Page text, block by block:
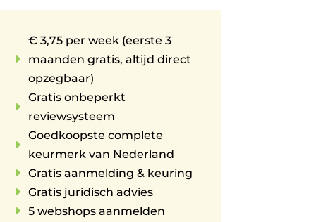
E
€ 3,75 per week (eerste 3
maanden gratis, altijd direct
opzegbaar)
E
Gratis onbeperkt
reviewsysteem
E
Goedkoopste complete
keurmerk van Nederland
E Gratis aanmelding & keuring
E Gratis juridisch advies
E 5 webshops aanmelden